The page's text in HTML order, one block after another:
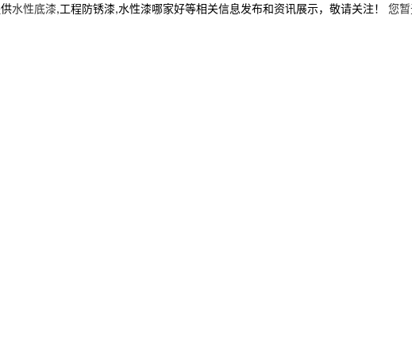
水性底漆,工程防锈漆,水性漆哪家好等相关信息发布和资讯展示，敬请关注！ 您暂